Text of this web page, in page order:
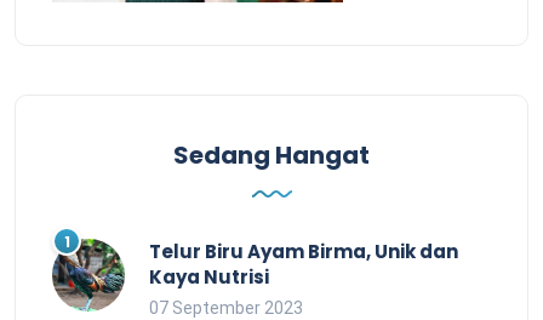
Sedang Hangat
Telur Biru Ayam Birma, Unik dan
Kaya Nutrisi
07 September 2023